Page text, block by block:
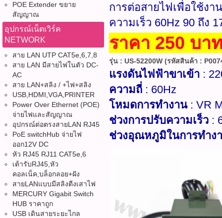
POE Extender ขยาย
สัญญาณ
อุปกรณ์เน็ตเวิร์ค
NETWORK
สาย LAN UTP CAT5e,6,7,8
สาย LAN มีสายไฟในตัว DC-
AC
สาย LAN+สลิง / +ไฟ+สลิง
USB,HDMI,VGA,PRINTER
Power Over Ethernet (POE)
จ่ายไฟและสัญญาณ
อุปกรณ์ต่อตรงสายLAN RJ45
PoE switchHub จ่ายไฟ
ออก12V DC
หัว RJ45 RJ11 CAT5e,6
เต้ารับRJ45,หัว
คอลเน็ค,บล็อกลอย+ฝัง
สายLANแบบมีสลิงตีงเสาไฟ
MERCURY Gigabit Switch
HUB ราคาถูก
USB เดินสายระยะไกล
การต่อสายไฟเพื่อใช้ง
ความเร็ว 60Hz 90 ถึง
ราคา 250 บา
รุ่น : US-52200W (รหัสสินค้า :
แรงดันไฟฟ้าขาเข้า:
ความถี่ : 60Hz
โหมดการทำงาน: VR
ช่วงการปรับความเร็ว :
ช่วงอุณหภูมิในการทำง